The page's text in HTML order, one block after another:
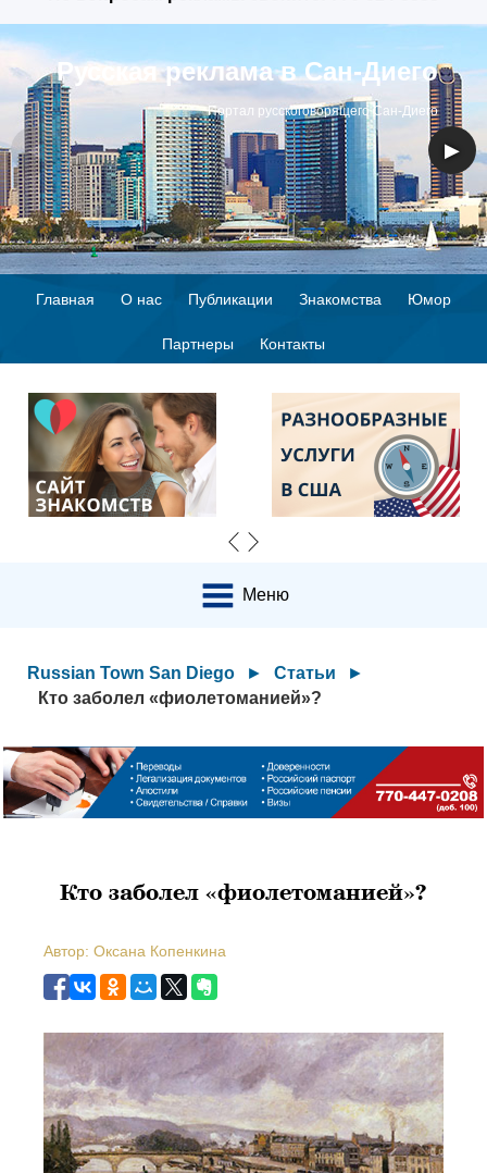
Русская реклама в Сан-Диего
Портал русскоговорящего Сан-Диего
◀ ▶
Главная О нас Публикации Знакомства Юмор
Партнеры Контакты
Меню
Russian Town San Diego ► Статьи
►
Кто заболел «фиолетоманией»?
Кто заболел «фиолетоманией»?
Автор: Оксана Копенкина